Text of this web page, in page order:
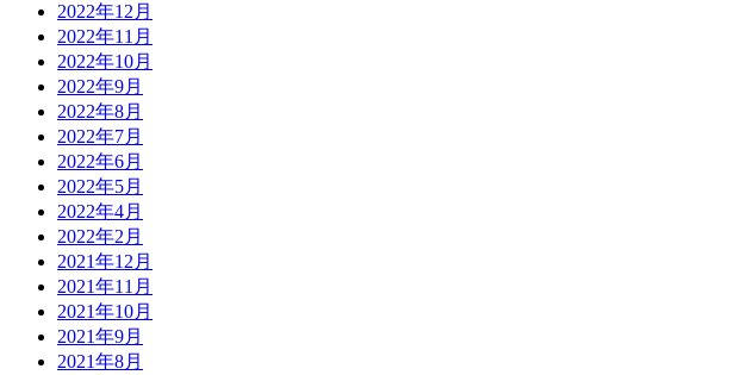
2022年12月
2022年11月
2022年10月
2022年9月
2022年8月
2022年7月
2022年6月
2022年5月
2022年4月
2022年2月
2021年12月
2021年11月
2021年10月
2021年9月
2021年8月